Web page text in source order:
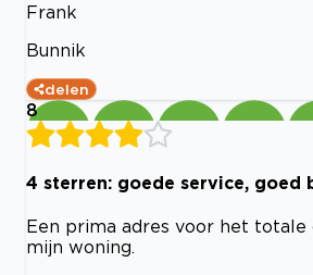
Frank
Bunnik
delen
8
4 sterren: goede service, goed
Een prima adres voor het totale
mijn woning.